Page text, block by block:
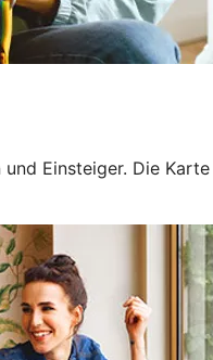
Einsteiger. Die Karte